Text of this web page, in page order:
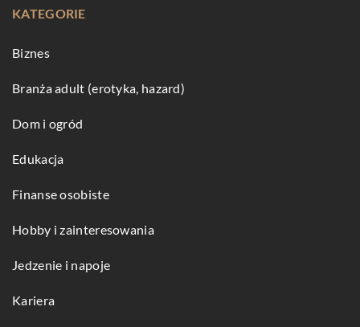
KATEGORIE
Biznes
Branża adult (erotyka, hazard)
Dom i ogród
Edukacja
Finanse osobiste
Hobby i zainteresowania
Jedzenie i napoje
Kariera